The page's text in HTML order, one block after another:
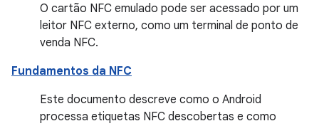
O cartão NFC emulado pode ser acessado por um
leitor NFC externo, como um terminal de ponto de
venda NFC.
Fundamentos da NFC
Este documento descreve como o Android
processa etiquetas NFC descobertas e como